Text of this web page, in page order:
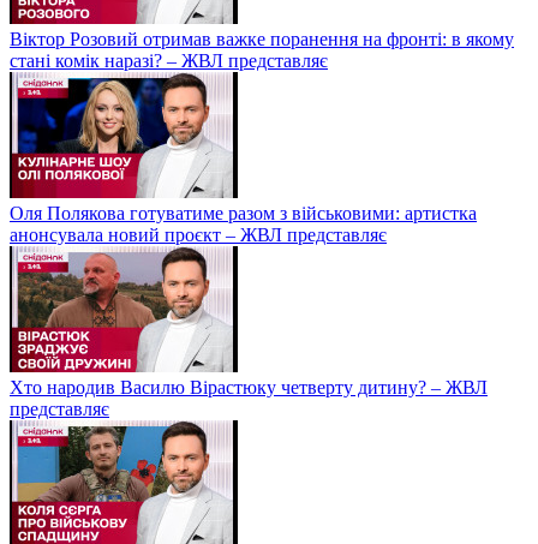
Віктор Розовий отримав важке поранення на фронті: в якому
стані комік наразі? – ЖВЛ представляє
Оля Полякова готуватиме разом з військовими: артистка
анонсувала новий проєкт – ЖВЛ представляє
Хто народив Василю Вірастюку четверту дитину? – ЖВЛ
представляє